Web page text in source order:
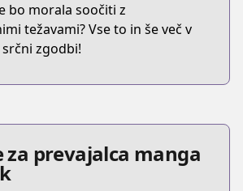
bo morala soočiti z
težavami? Vse to in še več v
zgodbi!
za prevajalca manga